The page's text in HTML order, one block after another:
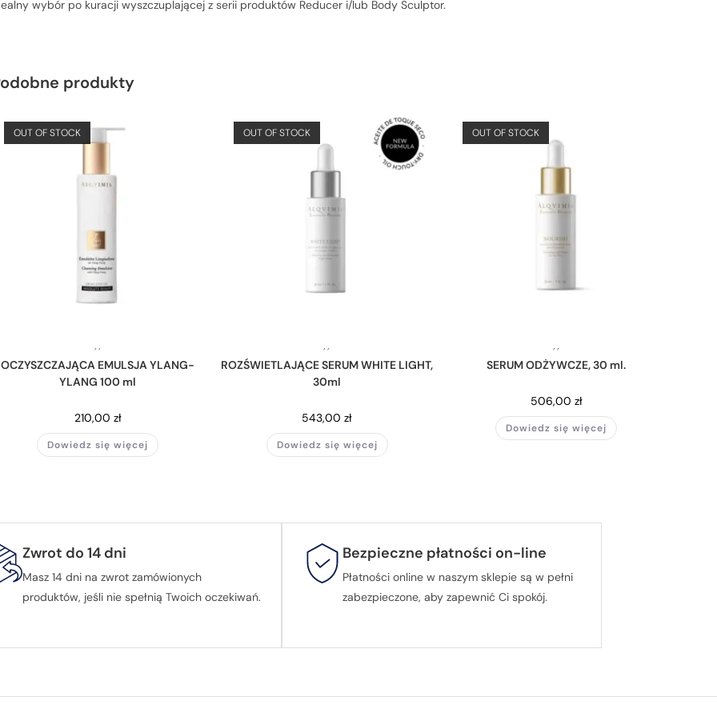
wybór po kuracji wyszczuplającej z serii produktów Reducer i/lub Body Sculptor.
produkty
OUT OF STOCK
, ,
OCZYSZCZAJĄCA EMULSJA YLANG-
YLANG 100 ml
210,00 zł
Dowiedz się więcej
OUT OF STOCK
,,
ROZŚWIETLAJĄCE SERUM WHITE LIGHT,
30ml
543,00zł
Dowiedz się więcej
OUT OF STOCK
, ,
SERUM ODŻYWCZE, 30 ml.
506,00 zł
Dowiedz się więcej
Zwrot do 14 dni
Masz 14 dni na zwrot zamówionych
produktów, jeśli nie spełnią Twoich oczekiwań.
Bezpieczne płatności on-line
Płatności online w naszym sklepie są w pełni
zabezpieczone, aby zapewnić Ci spokój.